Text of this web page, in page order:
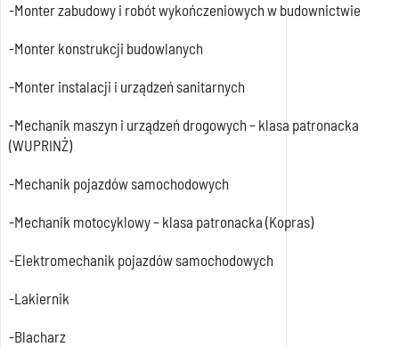
-Monter zabudowy i robót wykończeniowych w budownictwie
-Monter konstrukcji budowlanych
-Monter instalacji i urządzeń sanitarnych
-Mechanik maszyn i urządzeń drogowych – klasa patronacka
(WUPRINŻ)
-Mechanik pojazdów samochodowych
-Mechanik motocyklowy – klasa patronacka (Kopras)
-Elektromechanik pojazdów samochodowych
-Lakiernik
-Blacharz